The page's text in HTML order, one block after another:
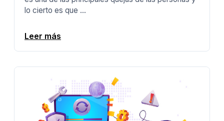
lo cierto es que ...
Leer más